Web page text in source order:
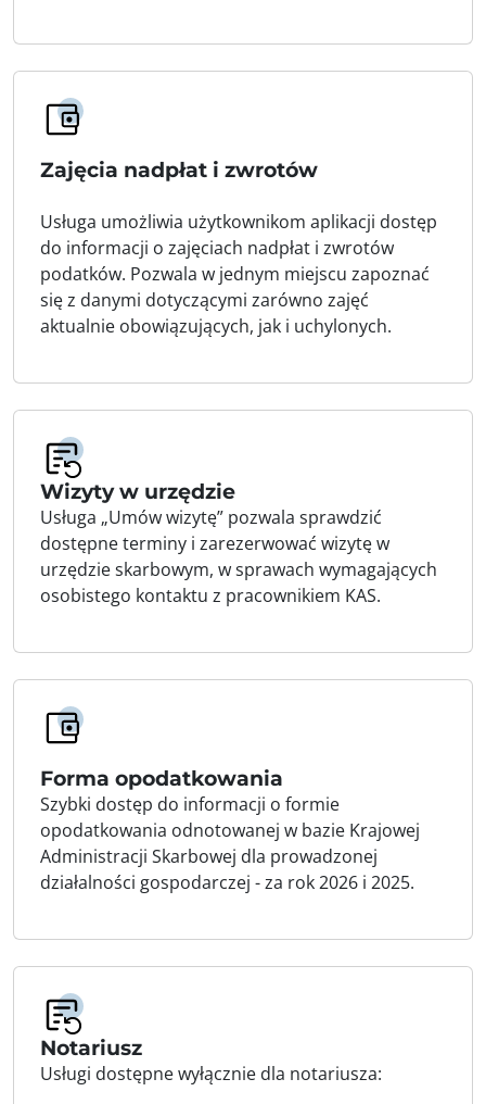
Zajęcia nadpłat i zwrotów
Usługa umożliwia użytkownikom aplikacji dostęp
do informacji o zajęciach nadpłat i zwrotów
podatków. Pozwala w jednym miejscu zapoznać
się z danymi dotyczącymi zarówno zajęć
aktualnie obowiązujących, jak i uchylonych.
Wizyty w urzędzie
Usługa „Umów wizytę” pozwala sprawdzić
dostępne terminy i zarezerwować wizytę w
urzędzie skarbowym, w sprawach wymagających
osobistego kontaktu z pracownikiem KAS.
Forma opodatkowania
Szybki dostęp do informacji o formie
opodatkowania odnotowanej w bazie Krajowej
Administracji Skarbowej dla prowadzonej
działalności gospodarczej - za rok 2026 i 2025.
Notariusz
Usługi dostępne wyłącznie dla notariusza: